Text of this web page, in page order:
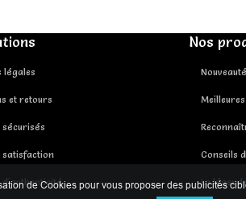
légales
et retours
sécurisés
satisfaction
d'authenticité
Nos
Conseils
La
de Cookies pour vous proposer des publicités